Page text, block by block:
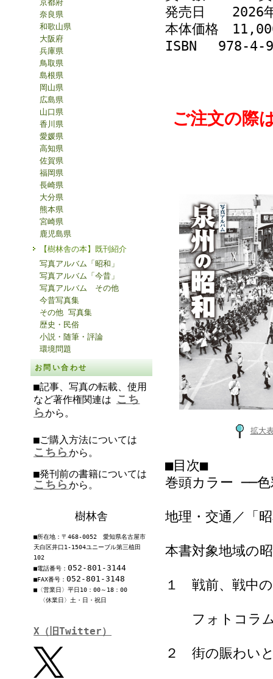
京都府
奈良県
和歌山県
大阪府
兵庫県
鳥取県
島根県
岡山県
広島県
山口県
香川県
愛媛県
高知県
佐賀県
福岡県
長崎県
大分県
熊本県
宮崎県
鹿児島県
【樹林舎の本】既刊紹介
写真アルバム「昭和」
写真アルバム「今昔」
写真アルバム その他
今昔写真集
その他 写真集
歴史・民俗
小説・随筆・評論
環境問題
お問い合わせ
■記事、写真の転載、使用
など著作権関連は こち
らから。
■ご購入方法については
こちら から。
■発刊前の書籍については
こちら から。
樹林舎
■所在地：〒468-0052 愛知県名古屋市
天白区井口1-1504ユニーブル第三植田
102
■電話番号： 052-801-3144
■FAX番号： 052-801-3148
■〈営業日〉平日10：00～18：00
〈休業日〉土・日・祝日
X（旧Twitter）
発売日 2026
本体価格
ISBN 978-4-
ご注文の際
拡大
■目次■
巻頭カラー ──色
地理・交通／「
本書対象地域の
１ 戦前、戦中
フォトコラム
２ 街の賑わい